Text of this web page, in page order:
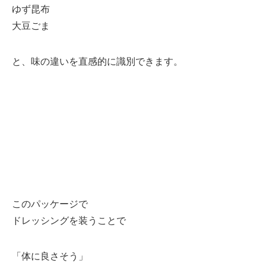
ゆず昆布
大豆ごま
と、味の違いを直感的に識別できます。
このパッケージで
ドレッシングを装うことで
「体に良さそう」